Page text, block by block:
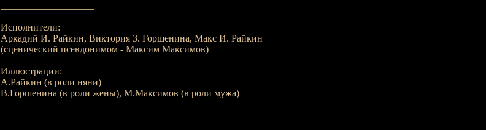
Исполнители:
Аркадий И. Райкин, Виктория З. Горшенина, Макс И. Райкин
(сценический псевдонимом - Максим Максимов)
Иллюстрации:
А.Райкин (в роли няни)
В.Горшенина (в роли жены), М.Максимов (в роли мужа)